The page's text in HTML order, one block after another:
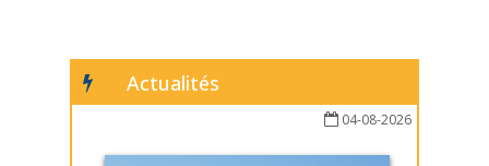
Actualités
04-08-2026